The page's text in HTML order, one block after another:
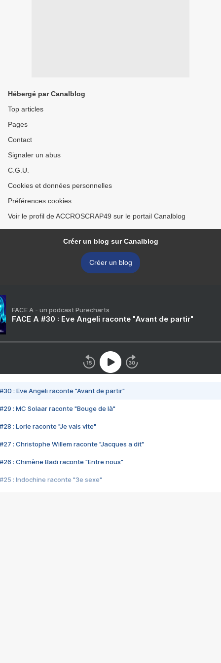
Hébergé par Canalblog
Top articles
Pages
Contact
Signaler un abus
C.G.U.
Cookies et données personnelles
Préférences cookies
Voir le profil de ACCROSCRAP49 sur le portail Canalblog
Créer un blog sur Canalblog
Créer un blog
FACE A - un podcast Purecharts
FACE A #30 : Eve Angeli raconte "Avant de partir"
#30 : Eve Angeli raconte "Avant de partir"
#29 : MC Solaar raconte "Bouge de là"
#28 : Lorie raconte "Je vais vite"
#27 : Christophe Willem raconte "Jacques a dit"
#26 : Chimène Badi raconte "Entre nous"
#25 : Indochine raconte "3e sexe"